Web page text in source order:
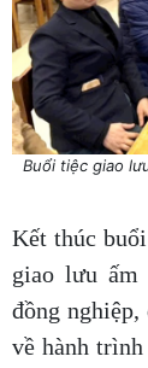
Buổi tiệc giao
Kết thúc
giao lưu
đồng nghiệp,
về hành